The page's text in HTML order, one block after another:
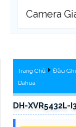
Camera
Trang Chủ Đầu
Dahua
DH-XVR5432L-